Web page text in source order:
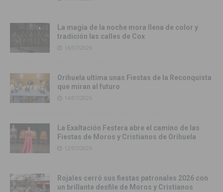
La magia de la noche mora llena de color y
tradición las calles de Cox
16/07/2026
Orihuela ultima unas Fiestas de la Reconquista
que miran al futuro
14/07/2026
La Exaltación Festera abre el camino de las
Fiestas de Moros y Cristianos de Orihuela
12/07/2026
Rojales cerró sus fiestas patronales 2026 con
un brillante desfile de Moros y Cristianos